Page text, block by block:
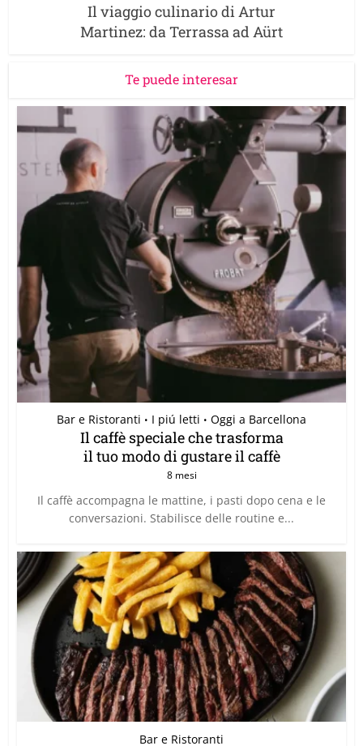
Il viaggio culinario di Artur
Martinez: da Terrassa ad Aürt
Te puede interesar
Bar e Ristoranti • I piú letti • Oggi a Barcellona
Il caffè speciale che trasforma
il tuo modo di gustare il caffè
8 mesi
Il caffè accompagna le mattine, i pasti dopo cena e le
conversazioni. Stabilisce delle routine e...
Bar e Ristoranti